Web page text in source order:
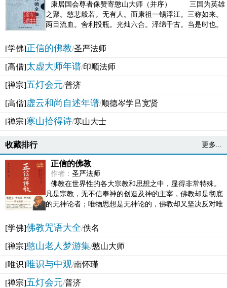
康居国会尊者像赞寄憨山大师（并序） 三国为英雄
之聚。慈悲般若。无有人。而康祖一锡浮江。三称如来。
两目流血。舍利投瓶。光灿六合。泽绵千古。当是时也。
[学佛]正信的佛教/圣严法师
[高僧]太虚大师年谱/印顺法师
[禅宗]五灯会元/普济
[高僧]虚云和尚自述年谱/顺德岑学吕宽贤
[禅宗]寒山拾得诗/寒山大士
收藏排行 更多...
正信的佛教
作者： 圣严法师
佛教在世界性的各大宗教和思想之中，显得非常特殊。
凡是宗教，无不信奉神的创造及神的主宰，佛教却是彻底
的无神论者；唯物思想是无神论的，佛教却又坚决反对唯
[学佛]佛教咒语大全/佚名
[禅宗]憨山老人梦游集/憨山大师
[唯识]唯识与中观/南怀瑾
[禅宗]五灯会元/普济